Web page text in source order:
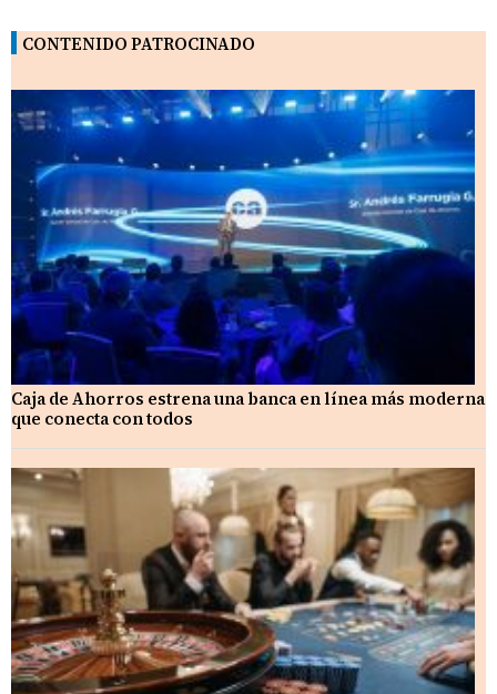
CONTENIDO PATROCINADO
Caja de Ahorros estrena una banca en línea más moderna
que conecta con todos